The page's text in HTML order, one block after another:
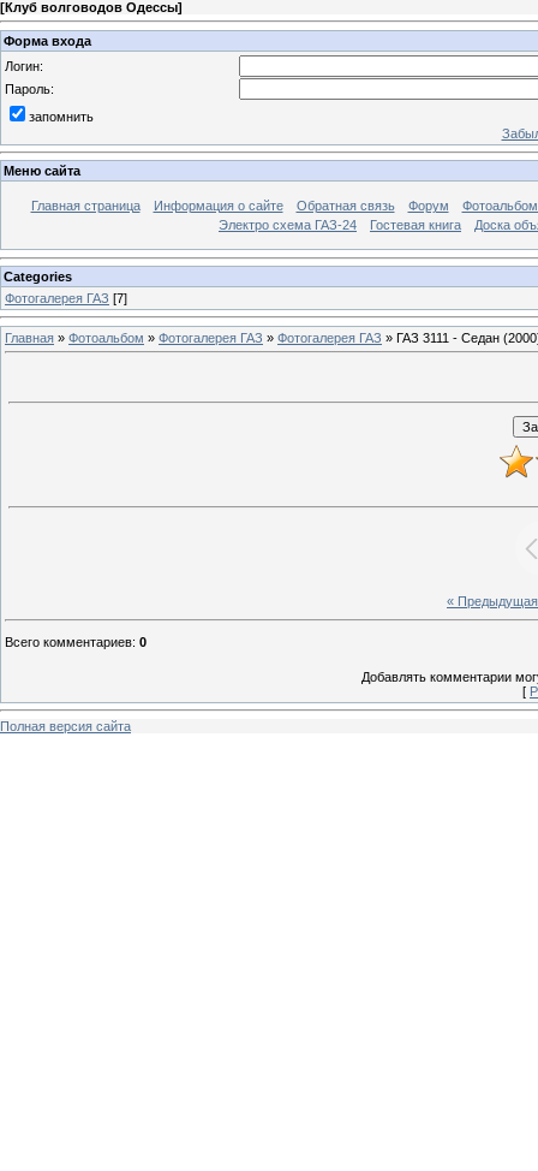
[Клуб волговодов Одессы]
Форма входа
Логин:
Пароль:
запомнить
Меню сайта
Главная страница Информация о сайте Обратная связь Форум
Электро схема ГАЗ-24
Гостевая книга Доска
Categories
Фотогалерея ГАЗ [7]
Главная » Фотоальбом » Фотогалерея ГАЗ » Фотогалерея ГАЗ » ГАЗ 3111 - Седан
« Предыдущая
Всего комментариев: 0
Добавлять комментарии
[
Полная версия сайта